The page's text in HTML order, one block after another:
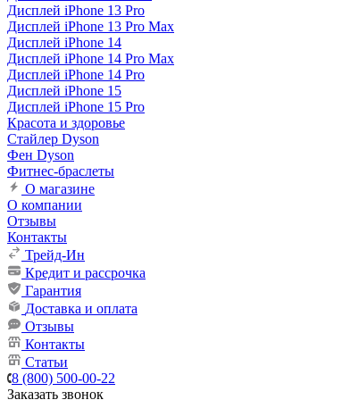
Дисплей iPhone 13 Pro
Дисплей iPhone 13 Pro Max
Дисплей iPhone 14
Дисплей iPhone 14 Pro Max
Дисплей iPhone 14 Pro
Дисплей iPhone 15
Дисплей iPhone 15 Pro
Красота и здоровье
Стайлер Dyson
Фен Dyson
Фитнес-браслеты
О магазине
О компании
Отзывы
Контакты
Трейд-Ин
Кредит и рассрочка
Гарантия
Доставка и оплата
Отзывы
Контакты
Статьи
8 (800) 500-00-22
Заказать звонок